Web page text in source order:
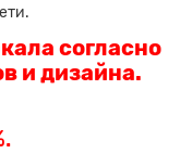
согласно
и дизайна.